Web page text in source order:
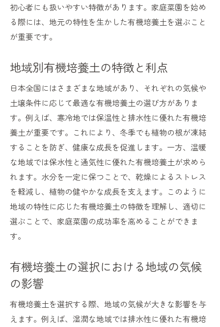
初心者にも扱いやすい特徴があります。家庭菜園を始め
る際には、地元の特性を生かした有機培養土を選ぶこと
が重要です。
地域別有機培養土の特徴と利点
日本全国にはさまざまな地域があり、それぞれの気候や
土壌条件に応じて最適な有機培養土の選び方がありま
す。例えば、寒冷地では保温性と排水性に優れた有機培
養土が重要です。これにより、冬季でも植物の根が凍結
することを防ぎ、健康な成長を促進します。一方、温暖
な地域では保水性と通気性に優れた有機培養土が求めら
れます。水分を一定に保つことで、乾燥によるストレス
を軽減し、植物の健やかな成長を支えます。このように
地域の特性に応じた有機培養土の特徴を理解し、適切に
選ぶことで、家庭菜園の成功率を高めることができま
す。
有機培養土の選択における地域の気候
の影響
有機培養土を選択する際、地域の気候が大きな影響を与
えます。例えば、湿潤な地域では排水性に優れた有機培